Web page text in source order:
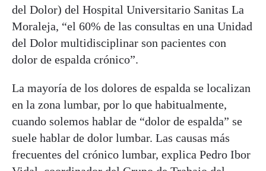
del Dolor) del Hospital Universitario Sanitas La
Moraleja, “el 60% de las consultas en una Unidad
del Dolor multidisciplinar son pacientes con
dolor de espalda crónico”.
La mayoría de los dolores de espalda se localizan
en la zona lumbar, por lo que habitualmente,
cuando solemos hablar de “dolor de espalda” se
suele hablar de dolor lumbar. Las causas más
frecuentes del crónico lumbar, explica Pedro Ibor